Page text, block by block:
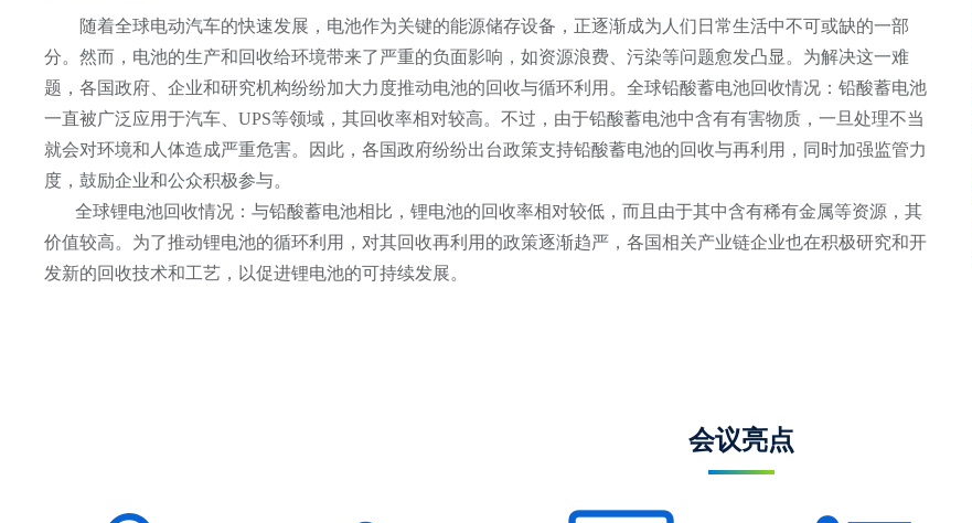
分。然而，电池的生产和回收给环境带来了严重的负面影响，如资源浪费、污染等问题愈发凸显。为解决这一难
题，各国政府、企业和研究机构纷纷加大力度推动电池的回收与循环利用。全球铅酸蓄电池回收情况：铅酸蓄电池
一直被广泛应用于汽车、UPS等领域，其回收率相对较高。不过，由于铅酸蓄电池中含有有害物质，一旦处理不当
就会对环境和人体造成严重危害。因此，各国政府纷纷出台政策支持铅酸蓄电池的回收与再利用，同时加强监管力
度，鼓励企业和公众积极参与。
价值较高。为了推动锂电池的循环利用，对其回收再利用的政策逐渐趋严，各国相关产业链企业也在积极研究和开
发新的回收技术和工艺，以促进锂电池的可持续发展。
会议亮点